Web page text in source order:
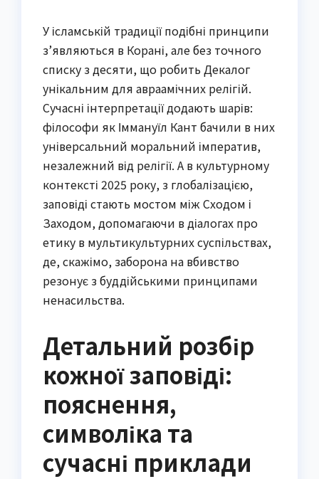
У ісламській традиції подібні принципи
з’являються в Корані, але без точного
списку з десяти, що робить Декалог
унікальним для авраамічних релігій.
Сучасні інтерпретації додають шарів:
філософи як Іммануїл Кант бачили в них
універсальний моральний імператив,
незалежний від релігії. А в культурному
контексті 2025 року, з глобалізацією,
заповіді стають мостом між Сходом і
Заходом, допомагаючи в діалогах про
етику в мультикультурних суспільствах,
де, скажімо, заборона на вбивство
резонує з буддійськими принципами
ненасильства.
Детальний розбір
кожної заповіді:
пояснення,
символіка та
сучасні приклади